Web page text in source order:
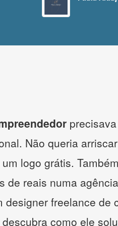
Não queria
logo grátis.
de reais numa
designer freelance de
como ele